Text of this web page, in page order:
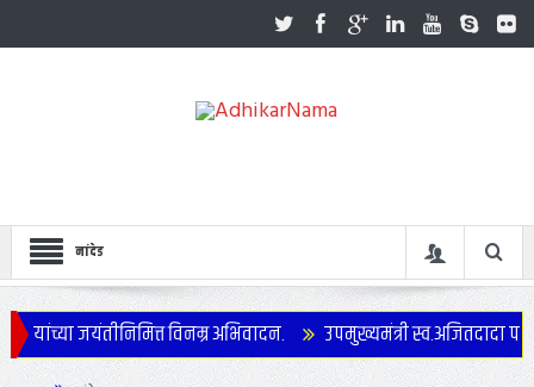
नांदेड
जयंतीनिमित्त विनम्र अभिवादन. उपमुख्यमंत्री स्व.अजितदादा